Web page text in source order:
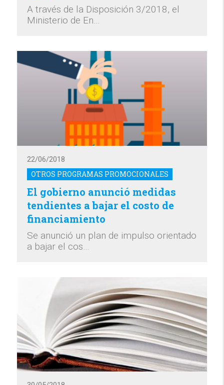
A través de la Disposición 3/2018, el
Ministerio de En…
OTROS PROGRAMAS PROMOCIONALES
22/06/2018
El gobierno anunció medidas
tendientes a bajar el costo de
financiamiento
Se anunció un plan de impulso orientado
a bajar el cos…